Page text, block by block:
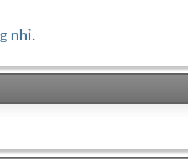
nhỉ.